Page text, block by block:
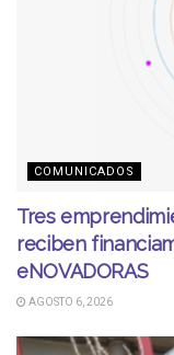
COMUNICADOS
Tres
reciben
eNOVADORAS
AGOSTO 6, 2026